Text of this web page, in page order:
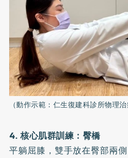
（動作示範：仁生復建科診所物理治
4. 核心肌群訓練：臀橋
平躺屈膝，雙手放在臀部兩